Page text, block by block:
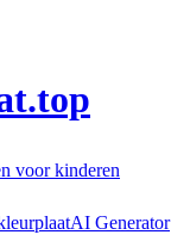
voor kinderen
AI Generator